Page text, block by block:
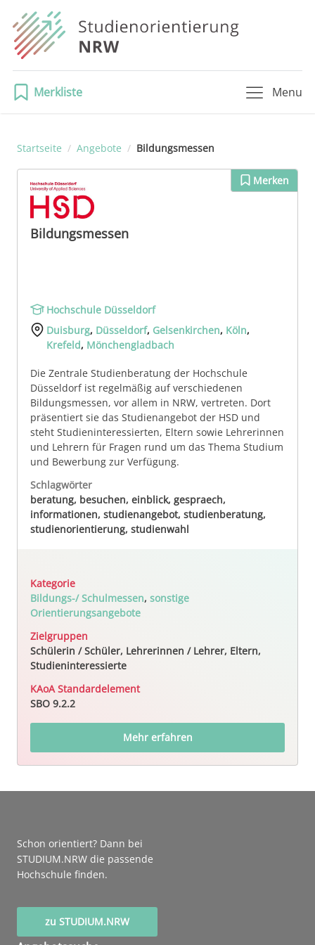
Merkliste Menu
Startseite / Angebote / Bildungsmessen
Merken
Bildungsmessen
Hochschule Düsseldorf
Duisburg, Düsseldorf, Gelsenkirchen, Köln,
Krefeld, Mönchengladbach
Die Zentrale Studienberatung der Hochschule
Düsseldorf ist regelmäßig auf verschiedenen
Bildungsmessen, vor allem in NRW, vertreten. Dort
präsentiert sie das Studienangebot der HSD und
steht Studieninteressierten, Eltern sowie Lehrerinnen
und Lehrern für Fragen rund um das Thema Studium
und Bewerbung zur Verfügung.
Schlagwörter
beratung, besuchen, einblick, gespraech,
informationen, studienangebot, studienberatung,
studienorientierung, studienwahl
Kategorie
Bildungs-/ Schulmessen, sonstige
Orientierungsangebote
Zielgruppen
Schülerin / Schüler, Lehrerinnen / Lehrer, Eltern,
Studieninteressierte
KAoA Standardelement
SBO 9.2.2
Mehr erfahren
Schon orientiert? Dann bei
STUDIUM.NRW die passende
Hochschule finden.
zu STUDIUM.NRW